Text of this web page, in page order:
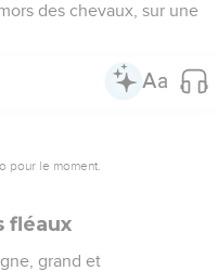
des chevaux, sur une
pour le moment.
fléaux
grand et